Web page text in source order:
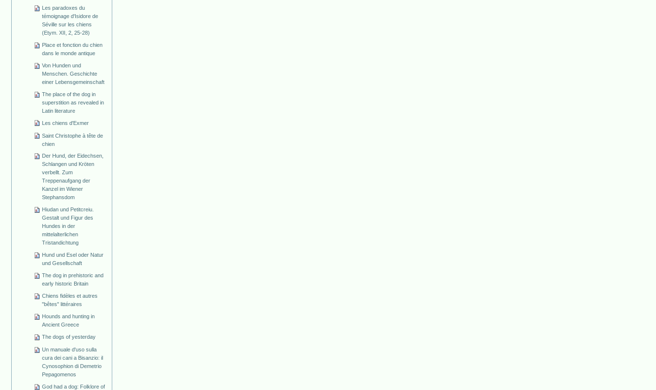
Les paradoxes du
témoignage d'Isidore de
Séville sur les chiens
(Etym. XII, 2, 25-28)
Place et fonction du chien
dans le monde antique
Von Hunden und
Menschen. Geschichte
einer Lebensgemeinschaft
The place of the dog in
superstition as revealed in
Latin literature
Les chiens d'Exmer
Saint Christophe à tête de
chien
Der Hund, der Eidechsen,
Schlangen und Kröten
verbellt. Zum
Treppenaufgang der
Kanzel im Wiener
Stephansdom
Hiudan und Petitcreiu.
Gestalt und Figur des
Hundes in der
mittelalterlichen
Tristandichtung
Hund und Esel oder Natur
und Gesellschaft
The dog in prehistoric and
early historic Britain
Chiens fidèles et autres
"bêtes" littéraires
Hounds and hunting in
Ancient Greece
The dogs of yesterday
Un manuale d'uso sulla
cura dei cani a Bisanzio: il
Cynosophion di Demetrio
Pepagomenos
God had a dog: Folklore of